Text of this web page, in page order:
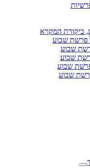
ביקורת המקרא
פרשת שבוע
שבוע
שבוע
שבוע
שבוע